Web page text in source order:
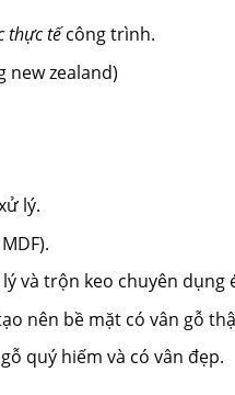
thực tếcông trình.
new zealand)
lý.
và trộn keo chuyên
nên bề mặt có vân gỗ
quý hiếm và có vân đẹp.